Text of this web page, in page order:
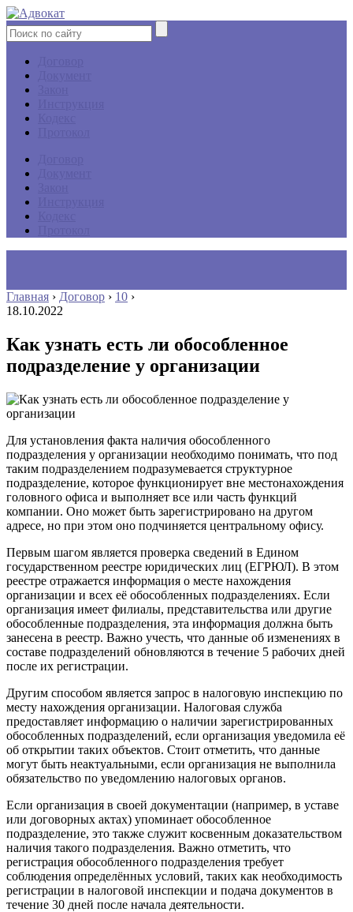
Главная › Договор › 10 ›
18.10.2022
Как узнать есть ли обособленное
подразделение у организации
Для установления факта наличия обособленного
подразделения у организации необходимо понимать, что под
таким подразделением подразумевается структурное
подразделение, которое функционирует вне местонахождения
головного офиса и выполняет все или часть функций
компании. Оно может быть зарегистрировано на другом
адресе, но при этом оно подчиняется центральному офису.
Первым шагом является проверка сведений в Едином
государственном реестре юридических лиц (ЕГРЮЛ). В этом
реестре отражается информация о месте нахождения
организации и всех её обособленных подразделениях. Если
организация имеет филиалы, представительства или другие
обособленные подразделения, эта информация должна быть
занесена в реестр. Важно учесть, что данные об изменениях в
составе подразделений обновляются в течение 5 рабочих дней
после их регистрации.
Другим способом является запрос в налоговую инспекцию по
месту нахождения организации. Налоговая служба
предоставляет информацию о наличии зарегистрированных
обособленных подразделений, если организация уведомила её
об открытии таких объектов. Стоит отметить, что данные
могут быть неактуальными, если организация не выполнила
обязательство по уведомлению налоговых органов.
Если организация в своей документации (например, в уставе
или договорных актах) упоминает обособленное
подразделение, это также служит косвенным доказательством
наличия такого подразделения. Важно отметить, что
регистрация обособленного подразделения требует
соблюдения определённых условий, таких как необходимость
регистрации в налоговой инспекции и подача документов в
течение 30 дней после начала деятельности.